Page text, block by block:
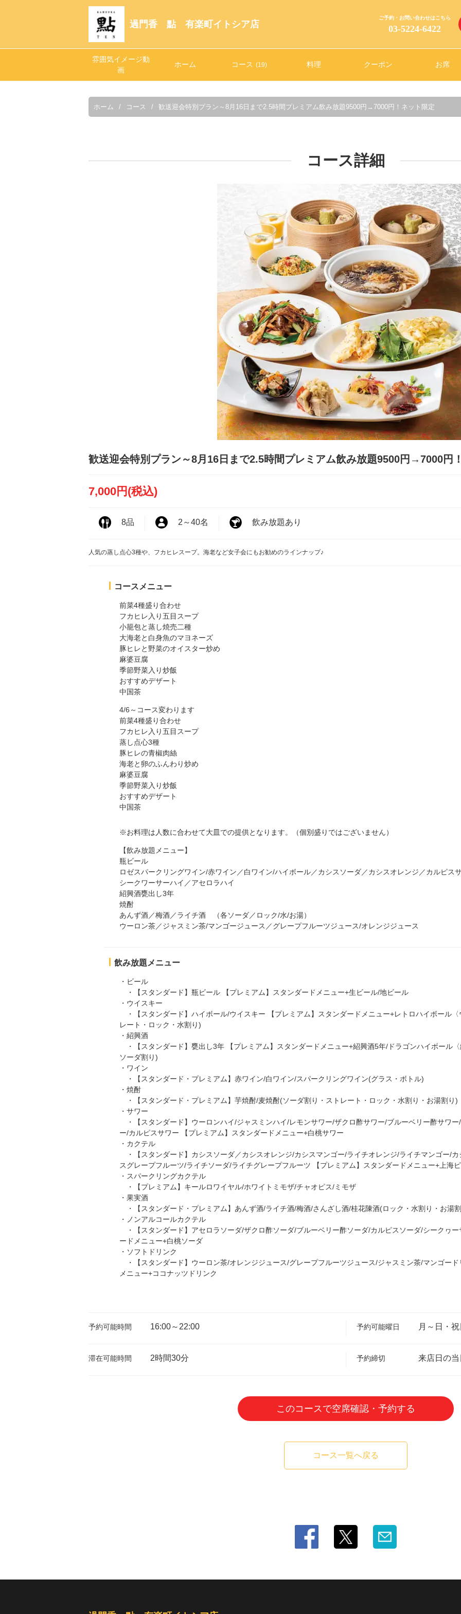
過門香 點 有楽町イトシア店
ご予約・お問い合わせはこちら
03-5224-6422
雰囲気イメージ動
画
ホーム コース (19) 料理 クーポン お席
ホーム コース 歓送迎会特別プラン～8月16日まで2.5時間プレミアム飲み放題9500円→7000円！ネット限定
コース詳細
歓送迎会特別プラン～8月16日まで2.5時間プレミアム飲み放題9500円→7000円
7,000円 (税込)
8品 2 ～40名 飲み放題あり
人気の蒸し点心3種や、フカヒレスープ。海老など女子会にもお勧めのラインナップ♪
コースメニュー
前菜4種盛り合わせ
フカヒレ入り五目スープ
小籠包と蒸し焼売二種
大海老と白身魚のマヨネーズ
豚ヒレと野菜のオイスター炒め
麻婆豆腐
季節野菜入り炒飯
おすすめデザート
中国茶
4/6～コース変わります
前菜4種盛り合わせ
フカヒレ入り五目スープ
蒸し点心3種
豚ヒレの青椒肉絲
海老と卵のふんわり炒め
麻婆豆腐
季節野菜入り炒飯
おすすめデザート
中国茶
※お料理は人数に合わせて大皿での提供となります。（個別盛りではございません）
【飲み放題メニュー】
瓶ビール
ロゼスパークリングワイン/赤ワイン／白ワイン/ハイボール／カシスソーダ／カシスオレンジ／カルピス
シークワーサーハイ／アセロラハイ
紹興酒甕出し3年
焼酎
あんず酒／梅酒／ライチ酒 （各ソーダ／ロック/水/お湯）
ウーロン茶／ジャスミン茶/マンゴージュース／グレープフルーツジュース/オレンジジュース
飲み放題メニュー
・ビール
・【スタンダード】瓶ビール 【プレミアム】スタンダードメニュー+生ビール/地ビール
・ウイスキー
・【スタンダード】ハイボール/ウイスキー 【プレミアム】スタンダードメニュー+レトロハイボール
レート・ロック・水割り)
・紹興酒
・【スタンダード】甕出し3年 【プレミアム】スタンダードメニュー+紹興酒5年/ドラゴンハイボール
ソーダ割り)
・ワイン
・【スタンダード・プレミアム】赤ワイン/白ワイン/スパークリングワイン(グラス・ボトル)
・焼酎
・【スタンダード・プレミアム】芋焼酎/麦焼酎(ソーダ割り・ストレート・ロック・水割り・お湯割り)
・サワー
・【スタンダード】ウーロンハイ/ジャスミンハイ/レモンサワー/ザクロ酢サワー/ブルーベリー酢サワ
ー/カルピスサワー 【プレミアム】スタンダードメニュー+白桃サワー
・カクテル
・【スタンダード】カシスソーダ／カシスオレンジ/カシスマンゴー/ライチオレンジ/ライチマンゴー/
スグレープフルーツ/ライチソーダ/ライチグレープフルーツ 【プレミアム】スタンダードメニュー+上海
・スパークリングカクテル
・【プレミアム】キールロワイヤル/ホワイトミモザ/チャオピス/ミモザ
・果実酒
・【スタンダード・プレミアム】あんず酒/ライチ酒/梅酒/さんざし酒/桂花陳酒(ロック・水割り・お湯
・ノンアルコールカクテル
・【スタンダード】アセロラソーダ/ザクロ酢ソーダ/ブルーベリー酢ソーダ/カルピスソーダ/シークヮ
ードメニュー+白桃ソーダ
・ソフトドリンク
・【スタンダード】ウーロン茶/オレンジジュース/グレープフルーツジュース/ジャスミン茶/マンゴー
メニュー+ココナッツドリンク
予約可能時間 16:00～22:00 予約可能曜日 月～日・
滞在可能時間 2時間30分 予約締切 来店日の
このコースで空席確認・予約する
コース一覧へ戻る